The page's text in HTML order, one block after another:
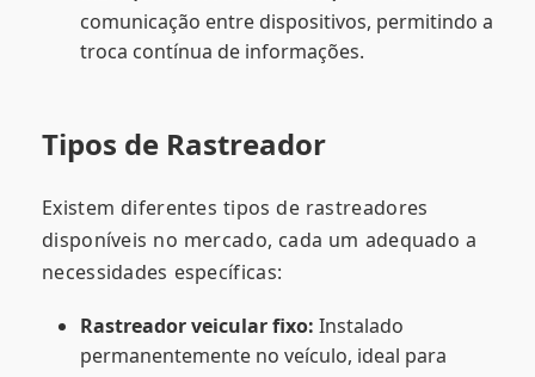
comunicação entre dispositivos, permitindo a
troca contínua de informações.
Tipos de Rastreador
Existem diferentes tipos de rastreadores
disponíveis no mercado, cada um adequado a
necessidades específicas:
Rastreador veicular fixo: Instalado
permanentemente no veículo, ideal para